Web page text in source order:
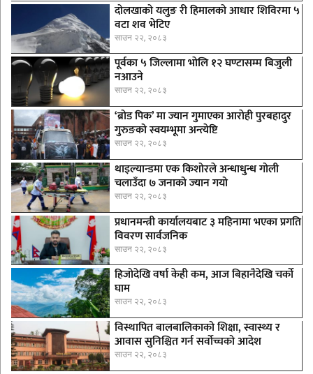
दोलखाको यलुङ री हिमालको आधार शिविरमा ५
वटा शव भेटिए
साउन २२, २०८३
पूर्वका ५ जिल्लामा भाेलि १२ घण्टासम्म बिजुली
नआउने
साउन २२, २०८३
‘ब्रोड पिक’ मा ज्यान गुमाएका आराेही पुरबहादुर
गुरुङको स्वयम्भूमा अन्त्येष्टि
साउन २२, २०८३
थाइल्यान्डमा एक किशोरले अन्धाधुन्ध गोली
चलाउँदा ७ जनाको ज्यान गयो
साउन २२, २०८३
प्रधानमन्त्री कार्यालयबाट ३ महिनामा भएका प्रगति
विवरण सार्वजनिक
साउन २२, २०८३
हिजोदेखि वर्षा केही कम, आज बिहानैदेखि चर्को
घाम
साउन २२, २०८३
विस्थापित बालबालिकाको शिक्षा, स्वास्थ्य र
आवास सुनिश्चित गर्न सर्वोच्चको आदेश
साउन २२, २०८३